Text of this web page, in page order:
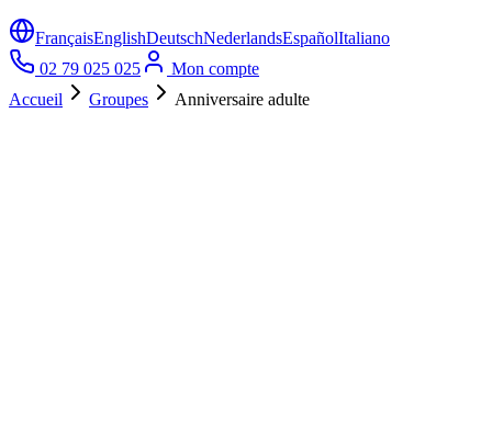
FrançaisEnglishDeutschNederlandsEspañolItaliano
02 79 025 025
Mon compte
Accueil
Groupes Anniversaire adulte